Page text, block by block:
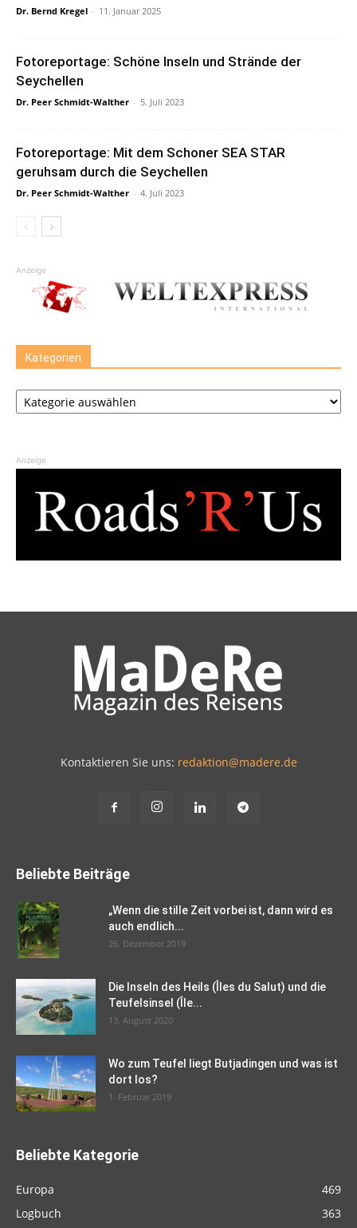
Dr. Bernd Kregel - 11. Januar 2025
Fotoreportage: Schöne Inseln und Strände der
Seychellen
Dr. Peer Schmidt-Walther - 5. Juli 2023
Fotoreportage: Mit dem Schoner SEA STAR
geruhsam durch die Seychellen
Dr. Peer Schmidt-Walther - 4. Juli 2023
Anzeige
Kategorien
Kategorien
Anzeige
Kontaktieren Sie uns: redaktion@madere.de
Beliebte Beiträge
„Wenn die stille Zeit vorbei ist, dann wird es
auch endlich...
26. Dezember 2019
Die Inseln des Heils (Îles du Salut) und die
Teufelsinsel (Île...
13. August 2020
Wo zum Teufel liegt Butjadingen und was ist
dort los?
1. Februar 2019
Beliebte Kategorie
Europa
469
Logbuch
363